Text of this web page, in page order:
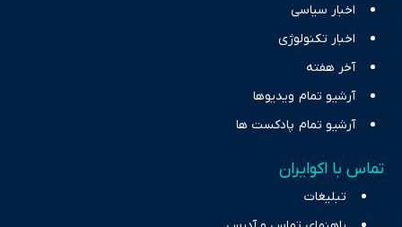
اخبار سیاسی
اخبار تکنولوژی
آخر هفته
آرشیو تمام ویدیوها
آرشیو تمام پادکست ها
تماس با اکوایران
تبلیغات